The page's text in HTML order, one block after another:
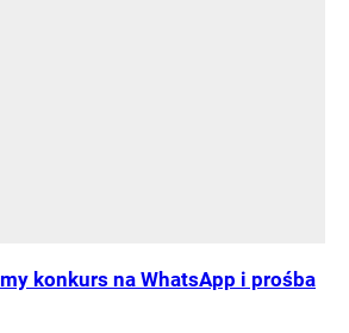
konkurs na WhatsApp i prośba